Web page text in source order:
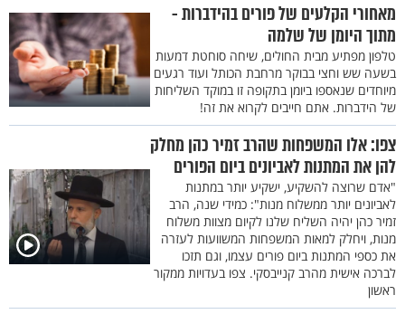
מאחורי הקלעים של פורים בהידברות -
מתוך היומן של שלמה
טלפון מפתיע מבית החולים, שיחה סוחטת דמעות
בשעה שש וחצי בבוקר מרחבת הכותל ועוד רגעים
מיוחדים שנאספו ביומן בתקופה זו במוקד השליחות
של הידברות. אתם חייבים לקרוא את זה!
צפו: אלו המשפחות שהרב זמיר כהן מחלק
להן את המתנות לאביונים ביום הפורים
"אדם שרוצה להשקיע, ישקיע יותר במתנות
לאביונים יותר ממשלוח מנות": כמידי שנה, הרב
זמיר כהן יהיה השליח שלנו לקיום מצוות משלוח
מנות, ויחלק למאות המשפחות המשוועות לעזרה
את כספי המתנות ביום פורים עצמו, וגם תזכו
לברכה אישית מהרב קנייבסקי. צפו בעדויות ממקור
ראשון